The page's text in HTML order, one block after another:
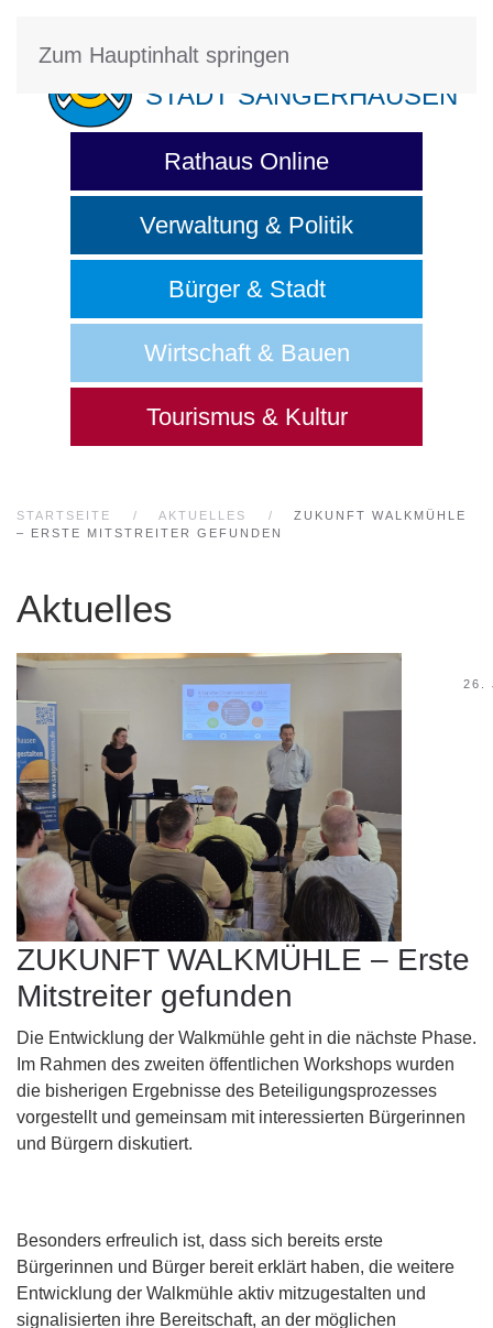
Zum Hauptinhalt springen
STADT SANGERHAUSEN
Rathaus Online
Verwaltung & Politik
Bürger & Stadt
Wirtschaft & Bauen
Tourismus & Kultur
STARTSEITE AKTUELLES
ZUKUNFT WALKMÜHLE
– ERSTE MITSTREITER GEFUNDEN
Aktuelles
26.
ZUKUNFT WALKMÜHLE – Erste
Mitstreiter gefunden
Die Entwicklung der Walkmühle geht in die nächste Phase.
Im Rahmen des zweiten öffentlichen Workshops wurden
die bisherigen Ergebnisse des Beteiligungsprozesses
vorgestellt und gemeinsam mit interessierten Bürgerinnen
und Bürgern diskutiert.
Besonders erfreulich ist, dass sich bereits erste
Bürgerinnen und Bürger bereit erklärt haben, die weitere
Entwicklung der Walkmühle aktiv mitzugestalten und
signalisierten ihre Bereitschaft, an der möglichen